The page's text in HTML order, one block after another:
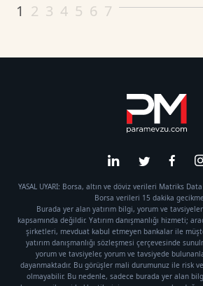
1 2 3 4 5 6 7
YASAL UYARI: Borsa, altın ve döviz verileri Matriks
Borsa verileri 15 dakika
Burada yer alan yatırım bilgi, yorum ve tavsiyeleri
kapsamında değildir. Yatırım danışmanlığı hizmeti;
şirketleri, mevduat kabul etmeyen bankalar ile
yatırım danışmanlığı sözleşmesi çerçevesinde
yorum ve tavsiyeler, yorum ve tavsiyede
dayanmaktadır. Bu görüşler mali durumunuz ile risk
olmayabilir. Bu nedenle, sadece burada yer alan